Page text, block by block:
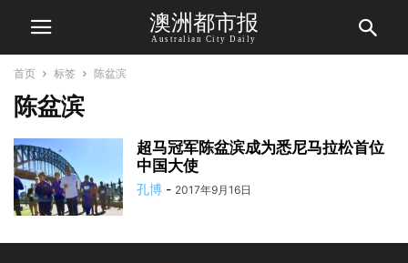
澳洲都市报
Australian City Daily
首页 标签 陈盆滨
陈盆滨
超马冠军陈盆滨成为悉尼马拉松首位
中国大使
孔博 - 2017年9月16日